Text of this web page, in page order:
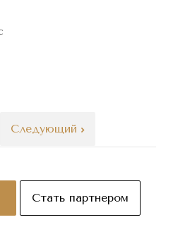
Следующий
Стать партнером